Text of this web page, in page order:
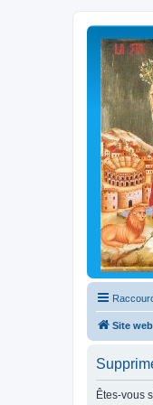
Site web
Êtes-vous